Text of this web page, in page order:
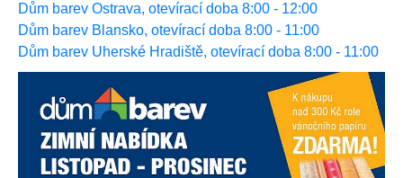
Dům barev Ostrava, otevírací doba 8:00 - 12:00
Dům barev Blansko, otevírací doba 8:00 - 11:00
Dům barev Uherské Hradiště, otevírací doba 8:00 - 11:00